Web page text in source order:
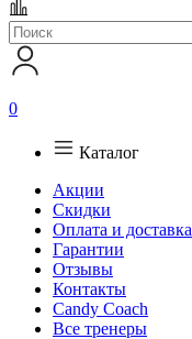
0
Каталог
Акции
Скидки
Оплата и доставка
Гарантии
Отзывы
Контакты
Candy Coach
Все тренеры